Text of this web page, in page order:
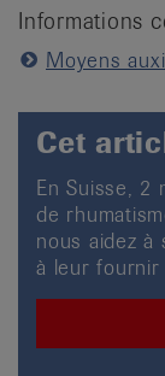
Informations
Moyens
Cet
En Suisse, 2
de
nous aidez
à leur fournir